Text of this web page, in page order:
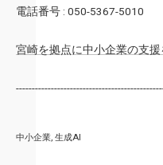
電話番号 : 050-5367-5010
宮崎を拠点に中小企業の支援
中小企業 生成AI